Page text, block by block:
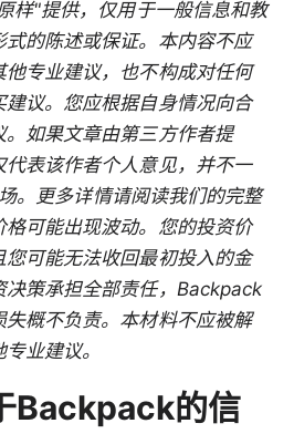
样"提供，仅用于一般信息和教
式的陈述或保证。本内容不应
专业建议，也不构成对任何
议。您应根据自身情况向合
如果文章由第三方作者提
表该作者个人意见，并不一
。更多详情请阅读我们的完整
可能出现波动。您的投资价
可能无法收回最初投入的金
决策承担全部责任，Backpack
概不负责。本材料不应被解
业建议。
Backpack的信